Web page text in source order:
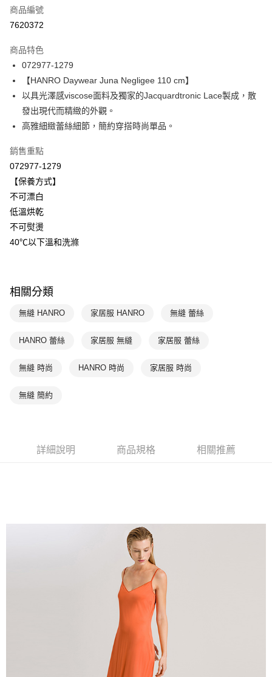
信用卡分期付款
合作金庫商業銀行
華南商業銀行
上海商業儲蓄銀行
台北富邦商業銀行
國泰世華商業銀行
兆豐國際商業銀行
臺灣中小企業銀行
匯豐（台灣）商業銀行
華泰商業銀行
聯邦商業銀行
遠東國際商業銀行
元大商業銀行
台新國際商業銀行
台灣樂天信用卡公司
Apple Pay
悠遊付
全盈+PAY
ATM付款
運送方式
付款後全家取貨$888免運-以PackAge+配客嘉循環箱包裝寄出
每筆NT$90，滿NT$888(含以上)免運費
付款後萊爾富取貨
每筆NT$90，滿NT$1,000(含以上)免運費
宅配
商品編號
7620372
商品特色
072977-1279
【HANRO Daywear Juna Negligee 110 cm】
以具光澤感viscose面料及獨家的Jacquardtronic Lace製成，散
發出現代而精緻的外觀。
高雅細緻蕾絲細節，簡約穿搭時尚單品。
銷售重點
072977-1279
【保養方式】
不可漂白
低溫烘乾
不可熨燙
40℃以下溫和洗滌
相關分類
無縫 HANRO 家居服 HANRO 無縫 蕾絲
HANRO 蕾絲 家居服 無縫 家居服 蕾絲
無縫 時尚 HANRO 時尚 家居服 時尚
無縫 簡約
詳細說明 商品規格 相關推薦